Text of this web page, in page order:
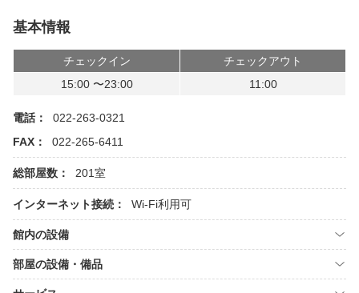
基本情報
チェックイン
チェックアウト
15:00 〜23:00
11:00
電話：
022-263-0321
FAX：
022-265-6411
総部屋数： 201室
インターネット接続： Wi-Fi利用可
館内の設備
部屋の設備・備品